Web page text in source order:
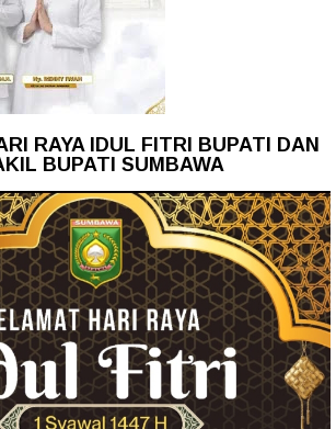
RAYA IDUL FITRI BUPATI DAN
BUPATI SUMBAWA